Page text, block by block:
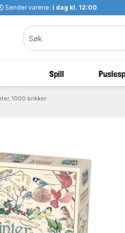
Sender varene: i dag kl. 12:00
Spill
1000 brikker